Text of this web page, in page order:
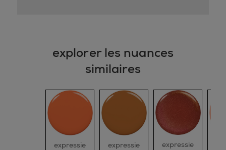
explorer les nuances
similaires
expressie expressie expressie